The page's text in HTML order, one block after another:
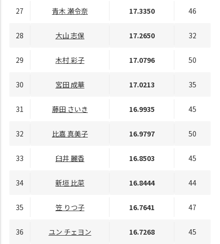
27 青木 瀬令奈 17.3350 46
28 大山 志保 17.2650 32
29 木村 彩子 17.0796 50
30 宮田 成華 17.0213 35
31 藤田 さいき 16.9935 45
32 比嘉 真美子 16.9797 50
33 臼井 麗香 16.8503 45
34 新垣 比菜 16.8444 44
35 笠 りつ子 16.7641 47
36 ユン チェヨン 16.7268 45